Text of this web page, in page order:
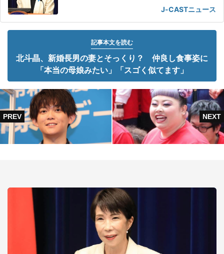
J-CASTニュース
記事本文を読む
北斗晶、新婚長男の妻とそっくり？ 仲良し食事姿に
「本当の母娘みたい」「スゴく似てます」